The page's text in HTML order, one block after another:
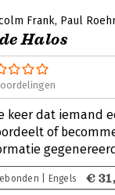
Frank Paul
Halos
keer dat iemand
of
| Engels €